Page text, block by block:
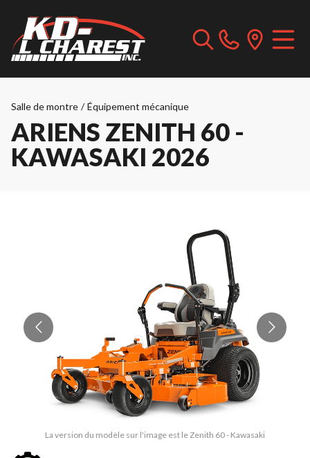
Salle de montre / Équipement mécanique
ARIENS ZENITH 60 -
KAWASAKI 2026
La version du modèle sur l'image est le Zenith 60 - Kawasaki